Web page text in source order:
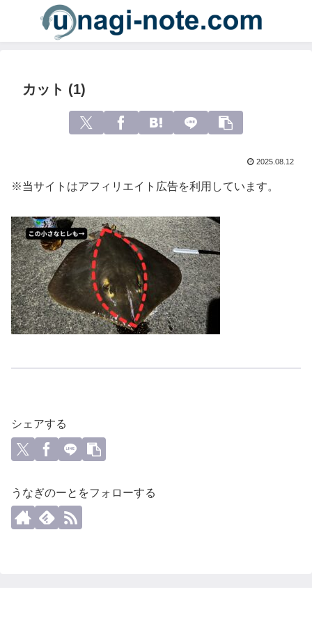
カット (1)
2025.08.12
※当サイトはアフィリエイト広告を利用しています。
シェアする
うなぎのーとをフォローする